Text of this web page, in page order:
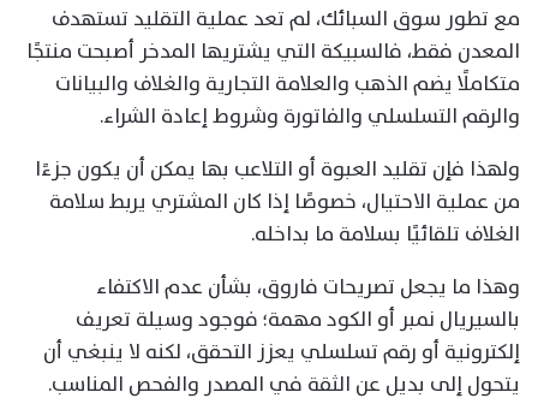
مع تطور سوق السبائك، لم تعد عملية التقليد تستهدف
المعدن فقط، فالسبيكة التي يشتريها المدخر أصبحت منتجًا
متكاملًا يضم الذهب والعلامة التجارية والغلاف والبيانات
والرقم التسلسلي والفاتورة وشروط إعادة الشراء.
ولهذا فإن تقليد العبوة أو التلاعب بها يمكن أن يكون جزءًا
من عملية الاحتيال، خصوصًا إذا كان المشتري يربط سلامة
الغلاف تلقائيًا بسلامة ما بداخله.
وهذا ما يجعل تصريحات فاروق، بشأن عدم الاكتفاء
بالسيريال نمبر أو الكود مهمة؛ فوجود وسيلة تعريف
إلكترونية أو رقم تسلسلي يعزز التحقق، لكنه لا ينبغي أن
يتحول إلى بديل عن الثقة في المصدر والفحص المناسب.